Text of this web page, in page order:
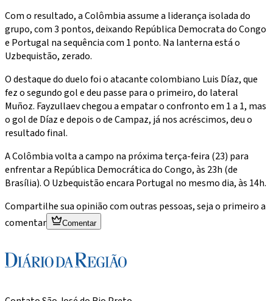
Com o resultado, a Colômbia assume a liderança isolada do
grupo, com 3 pontos, deixando República Democrata do Congo
e Portugal na sequência com 1 ponto. Na lanterna está o
Uzbequistão, zerado.
O destaque do duelo foi o atacante colombiano Luis Díaz, que
fez o segundo gol e deu passe para o primeiro, do lateral
Muñoz. Fayzullaev chegou a empatar o confronto em 1 a 1, mas
o gol de Díaz e depois o de Campaz, já nos acréscimos, deu o
resultado final.
A Colômbia volta a campo na próxima terça-feira (23) para
enfrentar a República Democrática do Congo, às 23h (de
Brasília). O Uzbequistão encara Portugal no mesmo dia, às 14h.
Compartilhe sua opinião com outras pessoas, seja o primeiro a
comentar
Comentar